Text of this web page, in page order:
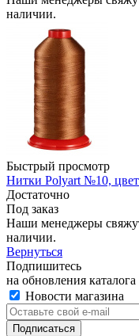
наличии.
Быстрый просмотр
Нитки Polyart №10,
Достаточно
Под заказ
Наши менеджеры
наличии.
Вернуться
Подпишитесь
на обновления каталога
Новости магазина